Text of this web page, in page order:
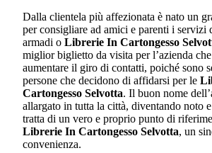
Dalla clientela più affezionata è nato un
per consigliare ad amici e parenti i servizi
armadi o Librerie In Cartongesso
miglior biglietto da visita per l’azienda
aumentare il giro di contatti, poiché sono
persone che decidono di affidarsi per le
Cartongesso Selvotta. Il buon nome
allargato in tutta la città, diventando noto
tratta di un vero e proprio punto di
Librerie In Cartongesso Selvotta, un
convenienza.